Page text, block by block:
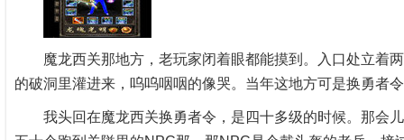
魔龙西关那地方，老玩家闭着眼都能摸到。入口处立着两
的破洞里灌进来，呜呜咽咽的像哭。当年这地方可是换勇者
我头回在魔龙西关换勇者令，是四十多级的时候。那会儿